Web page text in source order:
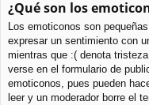
¿Qué son los
Los emoticonos son
expresar un sentimiento con
mientras que :( denota
verse en el formulario de
emoticonos, pues pueden
leer y un moderador borre el